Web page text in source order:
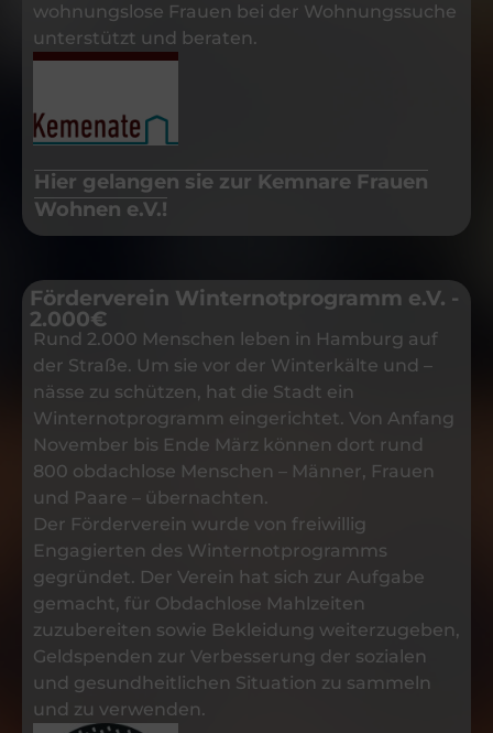
wohnungslose Frauen bei der Wohnungssuche
unterstützt und beraten.
Hier gelangen sie zur Kemnare Frauen
Wohnen e.V.!
Förderverein Winternotprogramm e.V. -
2.000€
Rund 2.000 Menschen leben in Hamburg auf
der Straße. Um sie vor der Winterkälte und –
nässe zu schützen, hat die Stadt ein
Winternotprogramm einge­richtet. Von Anfang
November bis Ende März können dort rund
800 obdachlose Menschen – Männer, Frauen
und Paare – übernachten.
Der Förderverein wurde von freiwillig
Engagierten des Winternotprogramms
gegründet. Der Verein hat sich zur Aufgabe
gemacht, für Obdachlose Mahlzeiten
zuzubereiten sowie Bekleidung weiterzugeben,
Geldspenden zur Verbesserung der sozialen
und gesundheitlichen Situation zu sammeln
und zu verwenden.